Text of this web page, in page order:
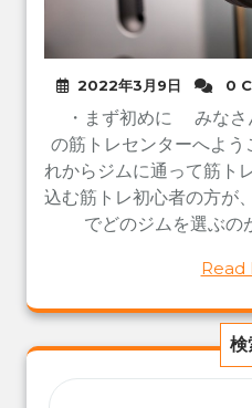
2022年3月9日 0
・まず初めに みなさ
の筋トレセンターへよう
れからジムに通って筋ト
込む筋トレ初心者の方が
でどのジムを選ぶの
Read
検